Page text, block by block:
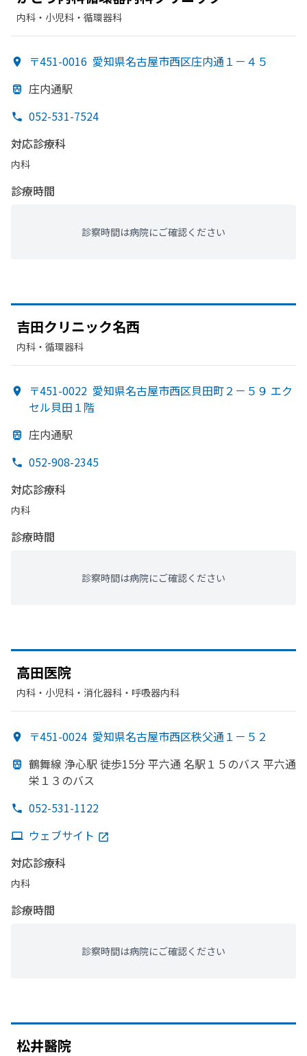
内科・​小児科・​循環器科
〒451-0016 愛知県名古屋市西区庄内通１－４５
庄内通駅
052-531-7524
対応診療科
内科
診療時間
診察時間は病院にご確認ください
吉田クリニック名西
内科・​循環器科
〒451-0022 愛知県名古屋市西区貝田町２－５９ エク
セル貝田１階
庄内通駅
052-908-2345
対応診療科
内科
診療時間
診察時間は病院にご確認ください
高田医院
内科・​小児科・​消化器科・​呼吸器内科
〒451-0024 愛知県名古屋市西区秩父通１－５２
鶴舞線 浄心駅 徒歩15分 平六通 名駅１５のバス 平六通
栄１３のバス
052-531-1122
ウェブサイト
対応診療科
内科
診療時間
診察時間は病院にご確認ください
松井醫院